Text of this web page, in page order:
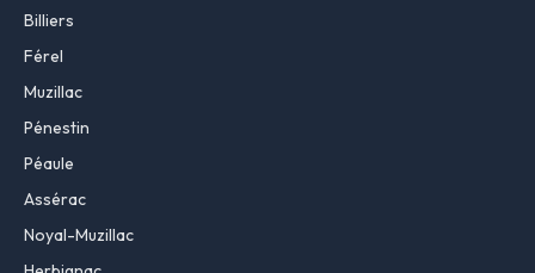
Billiers
Férel
Muzillac
Pénestin
Péaule
Assérac
Noyal-Muzillac